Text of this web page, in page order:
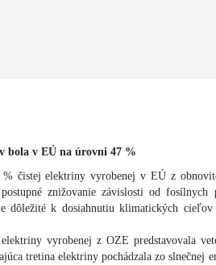
bola v EÚ na úrovni 47 %
čistej elektriny vyrobenej v EÚ z
znižovanie závislosti od fosílnych
dôležité k dosiahnutiu klimatických
vyrobenej z OZE predstavovala
tretina elektriny pochádzala zo slnečnej